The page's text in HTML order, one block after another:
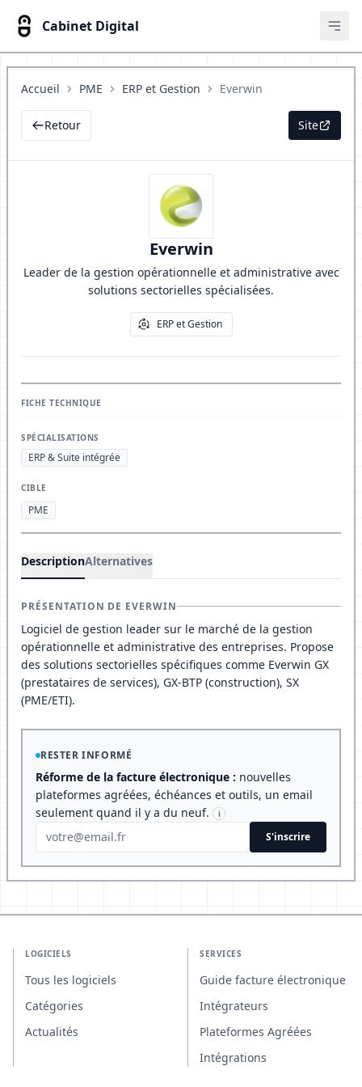
Cabinet Digital
Accueil PME ERP et Gestion Everwin
Retour Site
Everwin
Leader de la gestion opérationnelle et administrative avec
solutions sectorielles spécialisées.
ERP et Gestion
FICHE TECHNIQUE
SPÉCIALISATIONS
ERP & Suite intégrée
CIBLE
PME
DescriptionAlternatives
PRÉSENTATION DE EVERWIN
Logiciel de gestion leader sur le marché de la gestion
opérationnelle et administrative des entreprises. Propose
des solutions sectorielles spécifiques comme Everwin GX
(prestataires de services), GX-BTP (construction), SX
(PME/ETI).
RESTER INFORMÉ
Réforme de la facture électronique : nouvelles
plateformes agréées, échéances et outils, un email
seulement quand il y a du neuf.
i
S'inscrire
LOGICIELS
Tous les logiciels
Catégories
Actualités
SERVICES
Guide facture électronique
Intégrateurs
Plateformes Agréées
Intégrations